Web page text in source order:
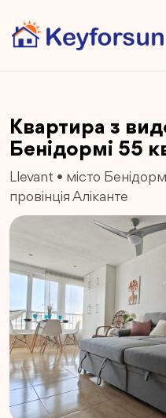
Квартира з
Бенідормі 55
Llevant • місто Бенідорм
провінція Аліканте